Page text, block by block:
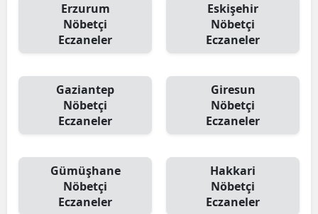
Erzurum
Nöbetçi
Eczaneler
Eskişehir
Nöbetçi
Eczaneler
Gaziantep
Nöbetçi
Eczaneler
Giresun
Nöbetçi
Eczaneler
Gümüşhane
Nöbetçi
Eczaneler
Hakkari
Nöbetçi
Eczaneler